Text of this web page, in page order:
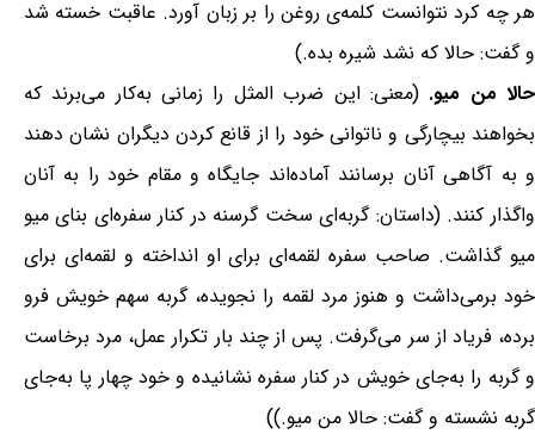
هر چه کرد نتوانست کلمه‌ی روغن را بر زبان آورد. عاقبت خسته شد
و گفت: حالا که نشد شیره بده.)
حالا من میو. (معنی: این ضرب المثل را زمانی به‌کار می‌برند که
بخواهند بیچارگی و ناتوانی خود را از قانع کردن دیگران نشان دهند
و به آگاهی آنان برسانند آماده‌اند جایگاه و مقام خود را به آنان
واگذار کنند. (داستان: گربه‌ای سخت گرسنه در کنار سفره‌ای بنای میو
میو گذاشت. صاحب سفره لقمه‌ای برای او انداخته و لقمه‌ای برای
خود برمی‌داشت و هنوز مرد لقمه را نجویده، گربه سهم خویش فرو
برده، فریاد از سر می‌گرفت. پس از چند بار تکرار عمل، مرد برخاست
و گربه را به‌جای خویش در کنار سفره نشانیده و خود چهار پا به‌جای
گربه نشسته و گفت: حالا من میو.))